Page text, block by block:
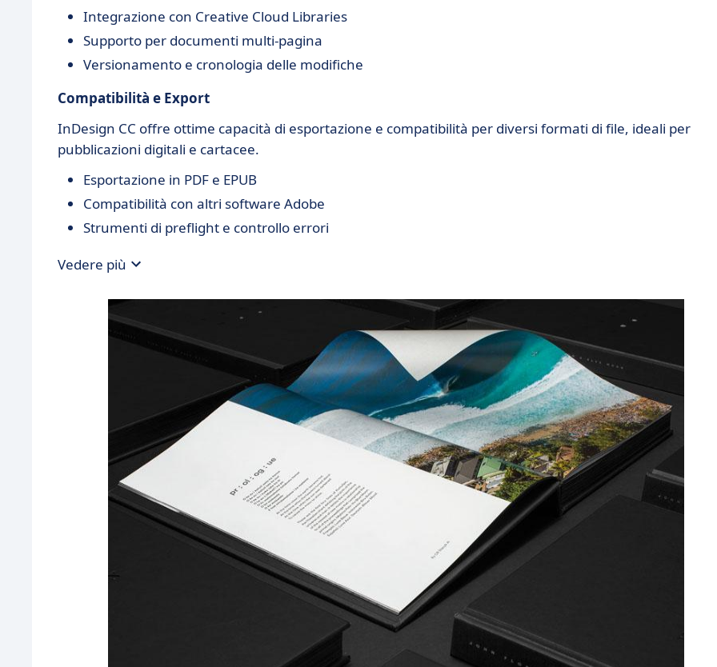
Integrazione con Creative Cloud Libraries
Supporto per documenti multi-pagina
Versionamento e cronologia delle modifiche
Compatibilità e Export
InDesign CC offre ottime capacità di esportazione e compatibilità per diversi formati di file, ideali per
pubblicazioni digitali e cartacee.
Esportazione in PDF e EPUB
Compatibilità con altri software Adobe
Strumenti di preflight e controllo errori
Vedere più